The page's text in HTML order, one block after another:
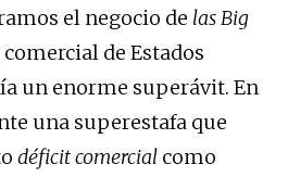
el negocio de las Big
de Estados
un enorme superávit. En
una superestafa que
déficitcomercial como